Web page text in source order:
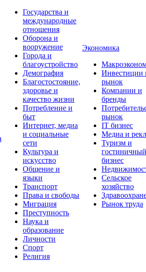
Государства и
международные
отношения
Оборона и
вооружение
Города и
благоустройство
Демография
Благостостояние,
здоровье и
качество жизни
Потребление и
быт
Интернет, медиа
и социальные
сети
Культура и
искусство
Общение и
языки
Транспорт
Права и свободы
Миграция
Преступность
Наука и
образование
Личности
Спорт
Религия
Экономика
Инвестиции
рынок
Компании и
бренды
рынок
IT бизнес
Медиа и
Туризм и
гостиничный
бизнес
Сельское
хозяйство
Рынок труда